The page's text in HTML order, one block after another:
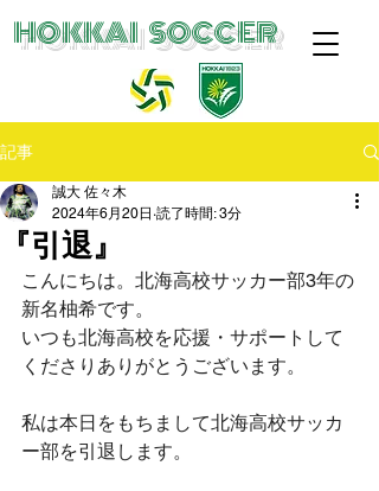
​HOKKAI SOCCER
記事
『引退』
誠大 佐々木
2024年6月20日 読了時間: 3分
こんにちは。北海高校サッカー部3年の
新名柚希です。
いつも北海高校を応援・サポートして
くださりありがとうございます。
私は本日をもちまして北海高校サッカ
ー部を引退します。